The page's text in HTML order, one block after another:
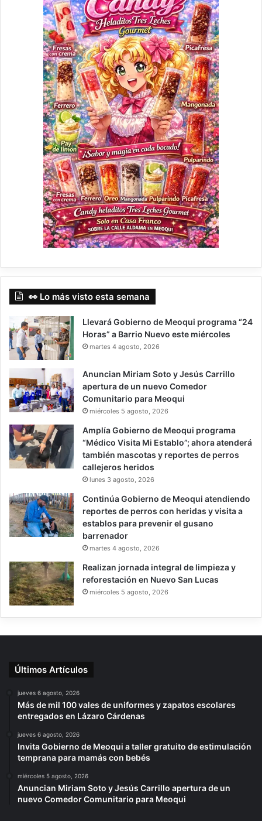
👀 Lo más visto esta semana
Llevará Gobierno de Meoqui programa “24
Horas” a Barrio Nuevo este miércoles
martes 4 agosto, 2026
Anuncian Miriam Soto y Jesús Carrillo
apertura de un nuevo Comedor
Comunitario para Meoqui
miércoles 5 agosto, 2026
Amplía Gobierno de Meoqui programa
“Médico Visita Mi Establo”; ahora atenderá
también mascotas y reportes de perros
callejeros heridos
lunes 3 agosto, 2026
Continúa Gobierno de Meoqui atendiendo
reportes de perros con heridas y visita a
establos para prevenir el gusano
barrenador
martes 4 agosto, 2026
Realizan jornada integral de limpieza y
reforestación en Nuevo San Lucas
miércoles 5 agosto, 2026
Últimos Artículos
jueves 6 agosto, 2026
Más de mil 100 vales de uniformes y zapatos escolares
entregados en Lázaro Cárdenas
jueves 6 agosto, 2026
Invita Gobierno de Meoqui a taller gratuito de estimulación
temprana para mamás con bebés
miércoles 5 agosto, 2026
Anuncian Miriam Soto y Jesús Carrillo apertura de un
nuevo Comedor Comunitario para Meoqui